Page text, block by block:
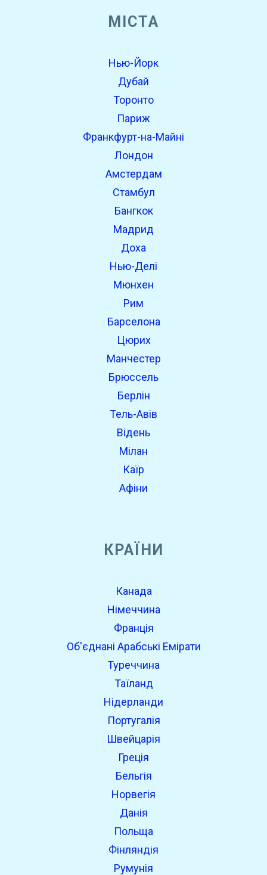
МІСТА
Нью-Йорк
Дубай
Торонто
Париж
Франкфурт-на-Майні
Лондон
Амстердам
Стамбул
Бангкок
Мадрид
Доха
Нью-Делі
Мюнхен
Рим
Барселона
Цюрих
Манчестер
Брюссель
Берлін
Тель-Авів
Відень
Мілан
Каїр
Афіни
КРАЇНИ
Канада
Німеччина
Франція
Об'єднані Арабські Емірати
Туреччина
Таїланд
Нідерланди
Португалія
Швейцарія
Греція
Бельгія
Норвегія
Данія
Польща
Фінляндія
Румунія